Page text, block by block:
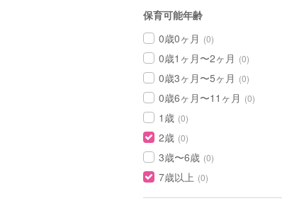
保育可能年齢
0歳0ヶ月 (0)
0歳1ヶ月〜2ヶ月 (0)
0歳3ヶ月〜5ヶ月 (0)
0歳6ヶ月〜11ヶ月 (0)
1歳 (0)
2歳 (0)
3歳〜6歳 (0)
7歳以上 (0)